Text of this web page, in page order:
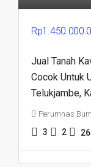
Jual Tanah
Cocok Untuk
Telukjambe,
Perumnas
3 2